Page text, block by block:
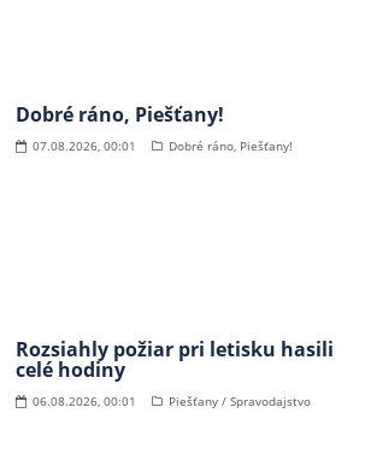
Dobré ráno, Piešťany!
07.08.2026, 00:01 Dobré ráno, Piešťany!
Rozsiahly požiar pri letisku hasili
celé hodiny
06.08.2026, 00:01 Piešťany / Spravodajstvo